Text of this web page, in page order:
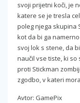
svoji prijetni koči, je
katere se je tresla
poleg njega skupina
kot da bi ga
svoj lok s stene, da
naučil vse tiste, ki so
proti Stickman
zgodbo, v kateri
Avtor: GamePix